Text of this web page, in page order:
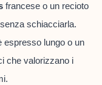
francese o un recioto
schiacciarla.
espresso lungo o un
che valorizzano i